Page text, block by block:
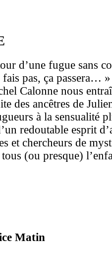
d’une fugue sans
fais pas, ça passera…
Calonne nous
des ancêtres de
à la sensualité
redoutable esprit
et chercheurs de
(ou presque)
Matin